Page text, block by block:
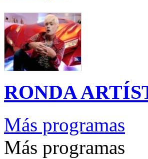
RONDA
Más programas
Más programas